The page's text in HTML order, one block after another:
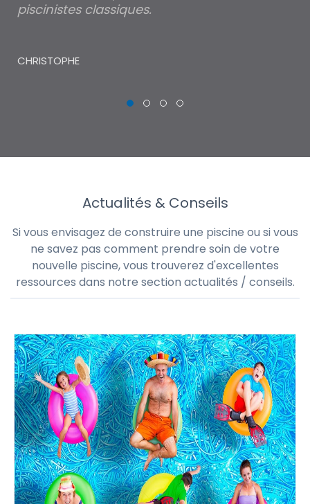
piscinistes classiques.
CHRISTOPHE
Actualités & Conseils
Si vous envisagez de construire une piscine ou si vous
ne savez pas comment prendre soin de votre
nouvelle piscine, vous trouverez d'excellentes
ressources dans notre section actualités / conseils.